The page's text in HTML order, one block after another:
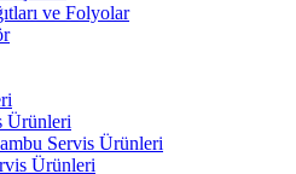
ve Folyolar
Ürünleri
Servis Ürünleri
Ürünleri